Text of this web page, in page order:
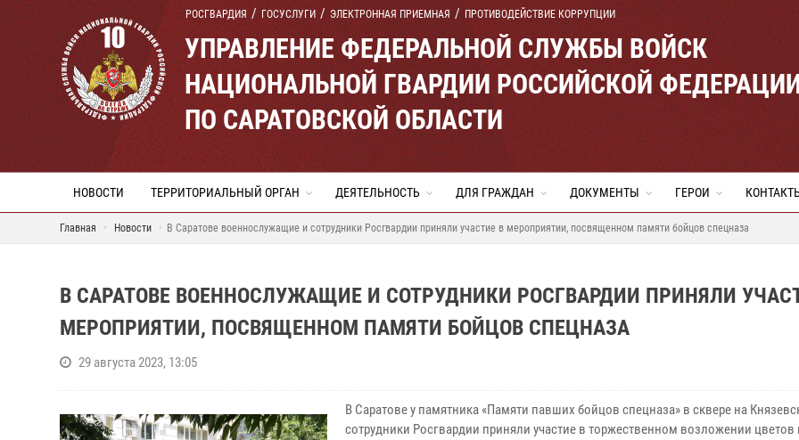
РОСГВАРДИЯ ГОСУСЛУГИ ЭЛЕКТРОННАЯ ПРИЕМНАЯ ПРОТИВОДЕЙСТВИЕ КОРРУПЦИИ
УПРАВЛЕНИЕ ФЕДЕРАЛЬНОЙ СЛУЖБЫ ВОЙСК
НАЦИОНАЛЬНОЙ ГВАРДИИ РОССИЙСКОЙ
ПО САРАТОВСКОЙ ОБЛАСТИ
НОВОСТИ ТЕРРИТОРИАЛЬНЫЙ ОРГАН ДЕЯТЕЛЬНОСТЬ ДЛЯ ГРАЖДАН ДОКУМЕНТЫ ГЕРОИ
Главная Новости В Саратове военнослужащие и сотрудники Росгвардии приняли участие в мероприятии, посвященном памяти бойцов спецназа
В САРАТОВЕ ВОЕННОСЛУЖАЩИЕ И СОТРУДНИКИ РОСГВАРДИИ ПРИНЯЛИ
МЕРОПРИЯТИИ, ПОСВЯЩЕННОМ ПАМЯТИ БОЙЦОВ СПЕЦНАЗА
29 августа 2023, 13:05
В Саратове у памятника «Памяти павших бойцов спецназа» в сквере на
сотрудники Росгвардии приняли участие в торжественном возложении цветов